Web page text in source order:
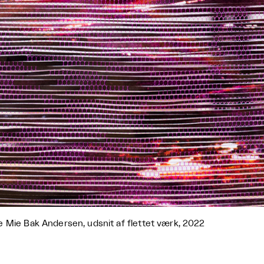
Mie Bak Andersen, udsnit af flettet værk, 2022